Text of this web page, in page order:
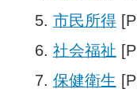
市民所得
社会福祉
保健衛生